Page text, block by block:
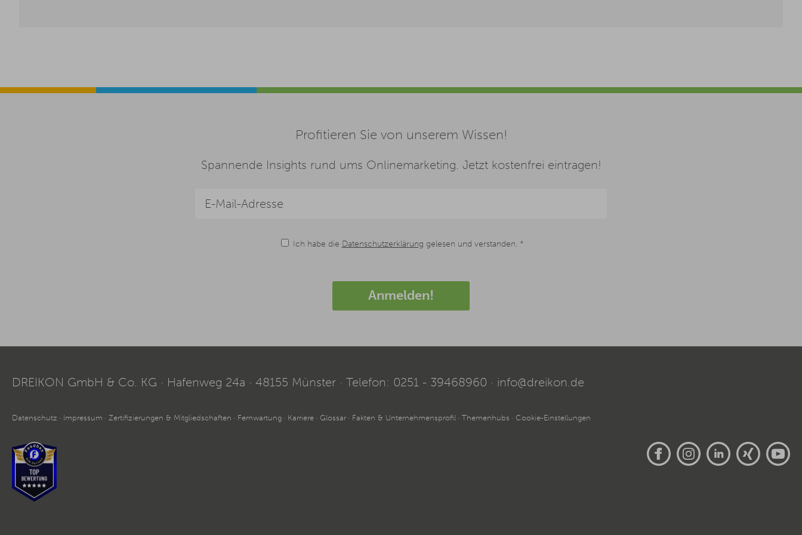
Profitieren Sie von unserem Wissen!
Spannende Insights rund ums Onlinemarketing. Jetzt kostenfrei eintragen!
Ich habe die Datenschutzerklärung gelesen und verstanden. *
Anmelden!
DREIKON GmbH & Co. KG Hafenweg 24a 48155 Münster Telefon: 0251 - 39468960 info@dreikon.de
Datenschutz Impressum Zertifizierungen & Mitgliedschaften Fernwartung Karriere Glossar Fakten & Unternehmensprofil Themenhubs Cookie-Einstellungen